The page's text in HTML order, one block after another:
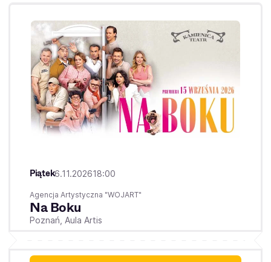
Piątek6.11.202618:00
Agencja Artystyczna "WOJART"
Na Boku
Poznań, Aula Artis